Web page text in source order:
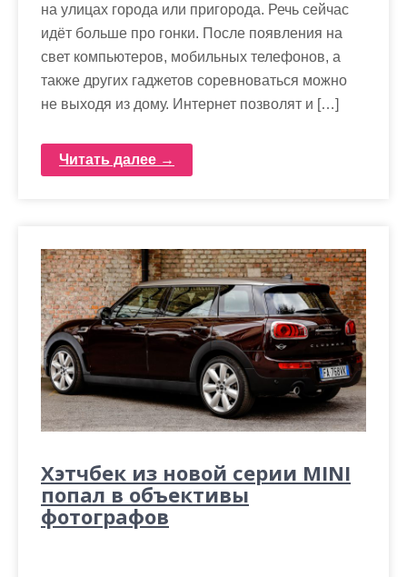
на улицах города или пригорода. Речь сейчас
идёт больше про гонки. После появления на
свет компьютеров, мобильных телефонов, а
также других гаджетов соревноваться можно
не выходя из дому. Интернет позволят и […]
Читать далее →
Хэтчбек из новой серии MINI
попал в объективы
фотографов